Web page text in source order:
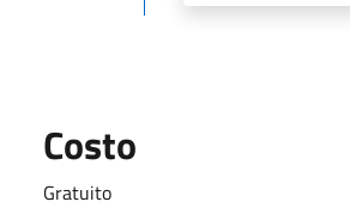
Costo
Gratuito